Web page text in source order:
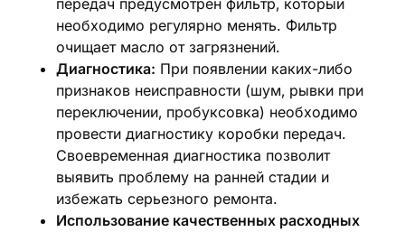
передач предусмотрен фильтр‚ который
необходимо регулярно менять. Фильтр
очищает масло от загрязнений.
Диагностика: При появлении каких-либо
признаков неисправности (шум‚ рывки при
переключении‚ пробуксовка) необходимо
провести диагностику коробки передач.
Своевременная диагностика позволит
выявить проблему на ранней стадии и
избежать серьезного ремонта.
Использование качественных расходных